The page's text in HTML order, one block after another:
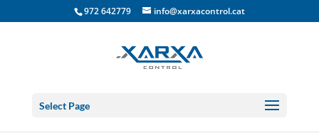
972 642779 info@xarxacontrol.cat
Select Page